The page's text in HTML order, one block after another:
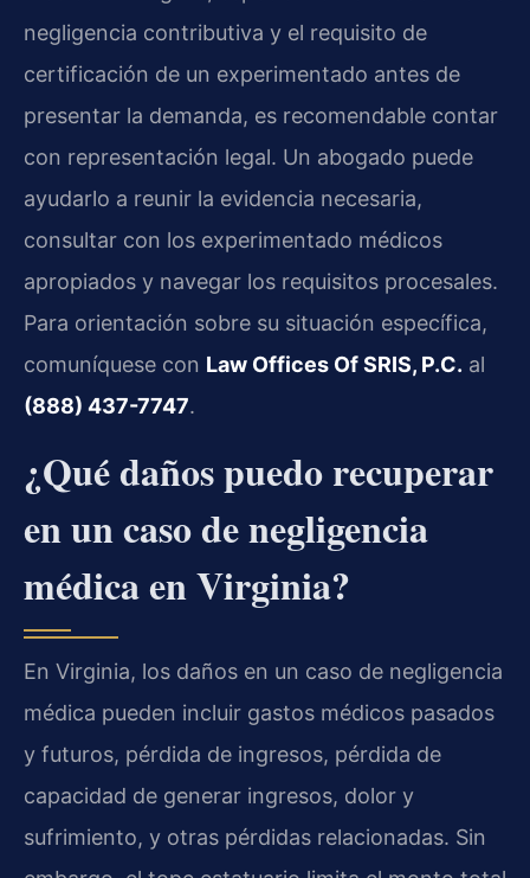
negligencia contributiva y el requisito de
certificación de un experimentado antes de
presentar la demanda, es recomendable contar
con representación legal. Un abogado puede
ayudarlo a reunir la evidencia necesaria,
consultar con los experimentado médicos
apropiados y navegar los requisitos procesales.
Para orientación sobre su situación específica,
comuníquese con Law Offices Of SRIS, P.C. al
(888) 437-7747.
¿Qué daños puedo recuperar
en un caso de negligencia
médica en Virginia?
En Virginia, los daños en un caso de negligencia
médica pueden incluir gastos médicos pasados
y futuros, pérdida de ingresos, pérdida de
capacidad de generar ingresos, dolor y
sufrimiento, y otras pérdidas relacionadas. Sin